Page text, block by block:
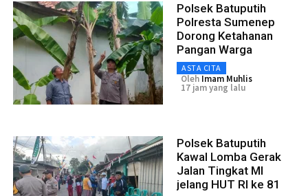
Polsek Batuputih
Polresta Sumenep
Dorong Ketahanan
Pangan Warga
ASTA CITA
Oleh Imam Muhlis
17 jam yang lalu
Polsek Batuputih
Kawal Lomba Gerak
Jalan Tingkat MI
jelang HUT RI ke 81